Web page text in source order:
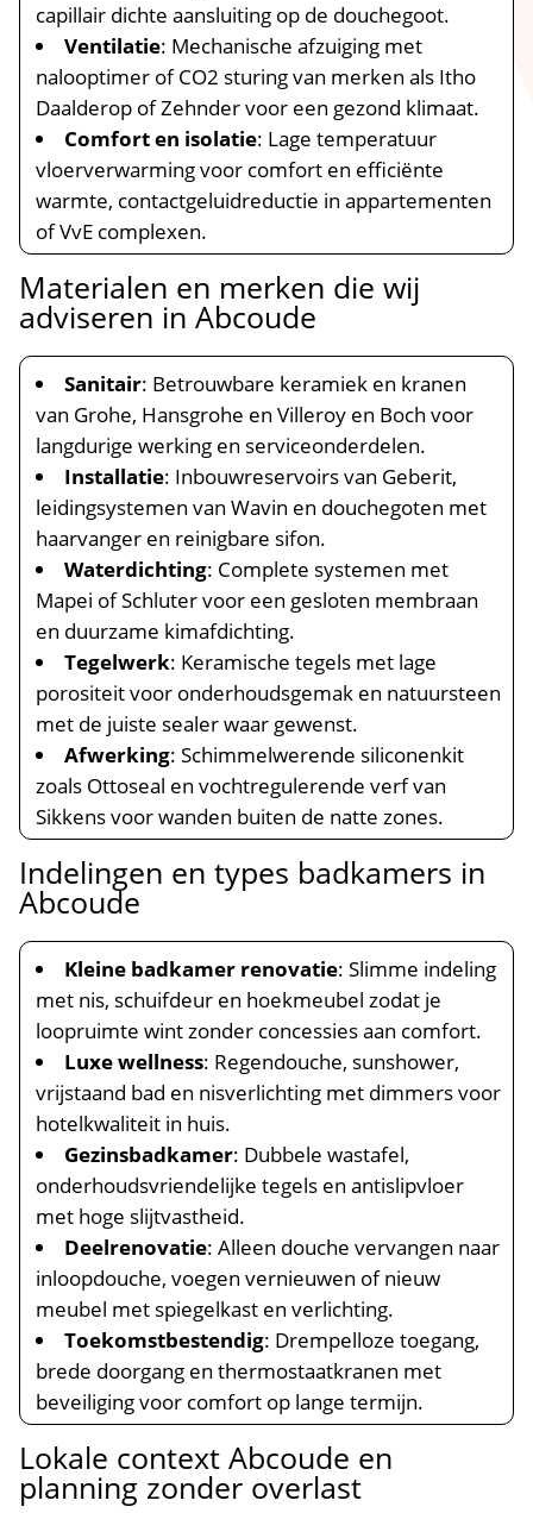
capillair dichte aansluiting op de douchegoot.​
Ventilatie: Mechanische afzuiging met
nalooptimer of CO2 sturing van merken als Itho
Daalderop of Zehnder voor een gezond klimaat.​
Comfort en isolatie: Lage temperatuur
vloerverwarming voor comfort en efficiënte
warmte, contactgeluidreductie in appartementen
of VvE complexen.​
Materialen en merken die wij
adviseren in Abcoude
Sanitair: Betrouwbare keramiek en kranen
van Grohe, Hansgrohe en Villeroy en Boch voor
langdurige werking en serviceonderdelen.​
Installatie: Inbouwreservoirs van Geberit,
leidingsystemen van Wavin en douchegoten met
haarvanger en reinigbare sifon.​
Waterdichting: Complete systemen met
Mapei of Schluter voor een gesloten membraan
en duurzame kimafdichting.​
Tegelwerk: Keramische tegels met lage
porositeit voor onderhoudsgemak en natuursteen
met de juiste sealer waar gewenst.​
Afwerking: Schimmelwerende siliconenkit
zoals Ottoseal en vochtregulerende verf van
Sikkens voor wanden buiten de natte zones.​
Indelingen en types badkamers in
Abcoude
Kleine badkamer renovatie: Slimme indeling
met nis, schuifdeur en hoekmeubel zodat je
loopruimte wint zonder concessies aan comfort.​
Luxe wellness: Regendouche, sunshower,
vrijstaand bad en nisverlichting met dimmers voor
hotelkwaliteit in huis.​
Gezinsbadkamer: Dubbele wastafel,
onderhoudsvriendelijke tegels en antislipvloer
met hoge slijtvastheid.​
Deelrenovatie: Alleen douche vervangen naar
inloopdouche, voegen vernieuwen of nieuw
meubel met spiegelkast en verlichting.​
Toekomstbestendig: Drempelloze toegang,
brede doorgang en thermostaatkranen met
beveiliging voor comfort op lange termijn.​
Lokale context Abcoude en
planning zonder overlast